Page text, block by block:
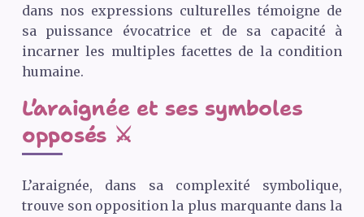
dans nos expressions culturelles témoigne de
sa puissance évocatrice et de sa capacité à
incarner les multiples facettes de la condition
humaine.
L’araignée et ses symboles
opposés ⚔️
L’araignée, dans sa complexité symbolique,
trouve son opposition la plus marquante dans la